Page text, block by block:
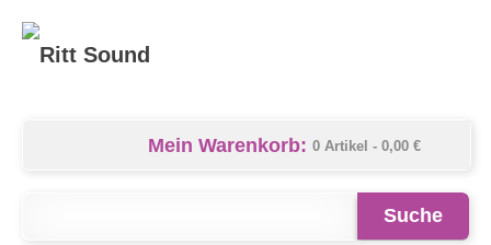
Mein Warenkorb: 0 Artikel - 0,00 €
Suche